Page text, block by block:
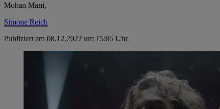
Mohan Mani,
Simone Reich
Publiziert am 08.12.2022 um 15:05 Uhr